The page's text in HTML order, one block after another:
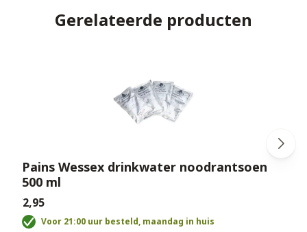
Gerelateerde producten
Pains Wessex drinkwater noodrantsoen
500 ml
€2,95
Voor 21:00 uur besteld, maandag in huis